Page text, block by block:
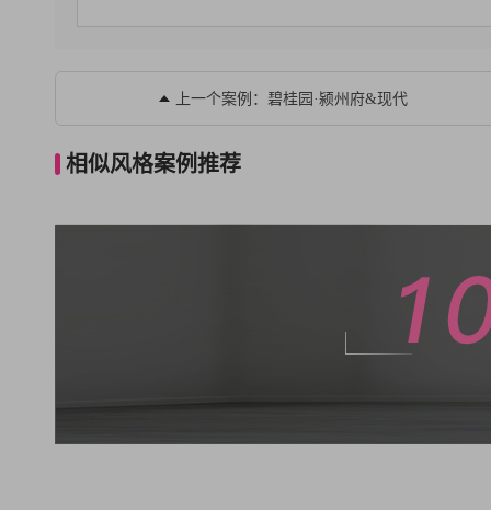
上一个案例：碧桂园·颍州府&现代
相似风格案例推荐